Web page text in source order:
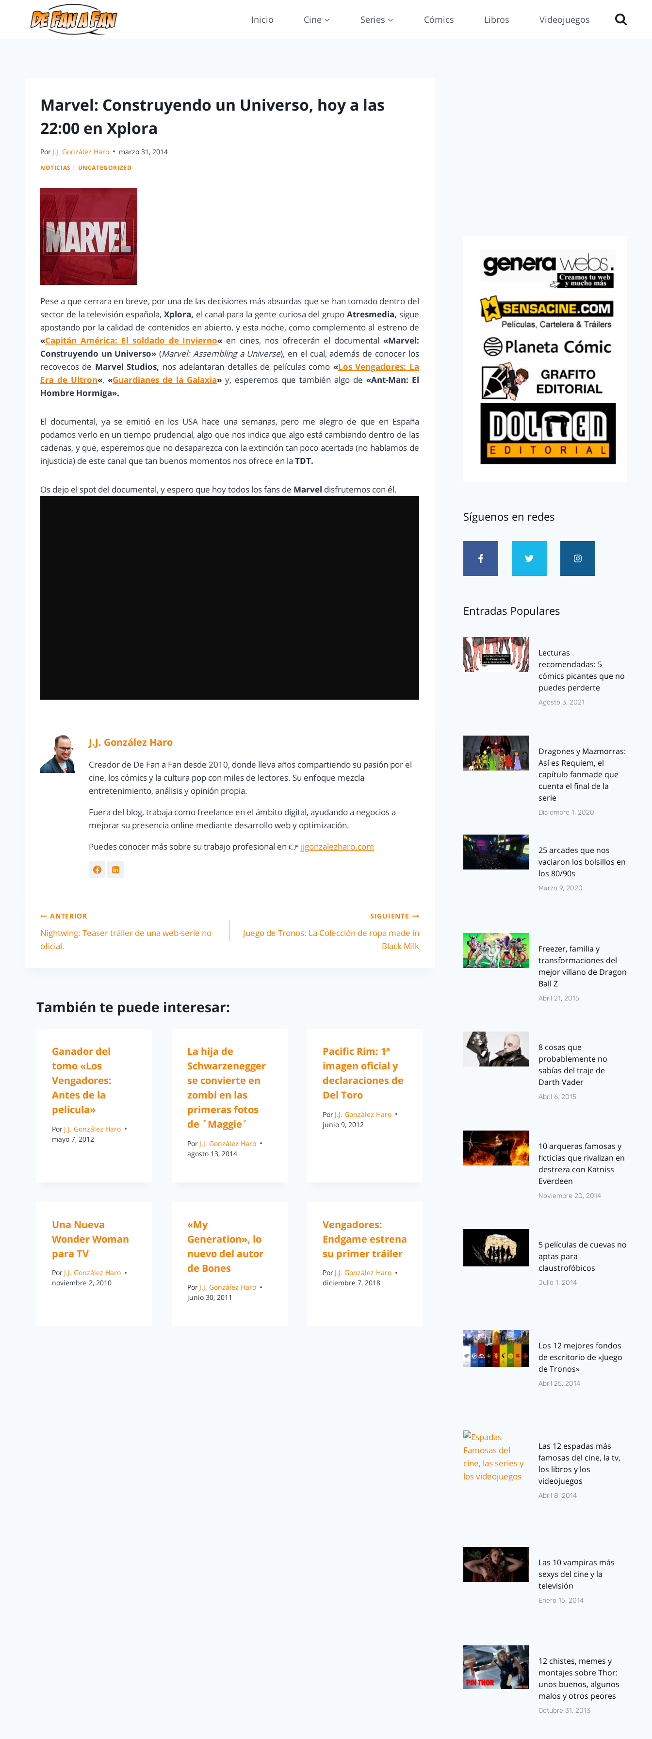
Inicio Cine Series Cómics Libros Videojuegos
Marvel: Construyendo un Universo, hoy a las
22:00 en Xplora
Por J.J. González Haro marzo 31, 2014
NOTICIAS | UNCATEGORIZED
Pese a que cerrara en breve, por una de las decisiones más absurdas que se han tomado dentro del
sector de la televisión española, Xplora, el canal para la gente curiosa del grupo Atresmedia, sigue
apostando por la calidad de contenidos en abierto, y esta noche, como complemento al estreno de
«Capitán América: El soldado de Invierno« en cines, nos ofrecerán el documental «Marvel:
Construyendo un Universo»(Marvel: Assembling a Universe), en el cual, además de conocer los
recovecos de Marvel Studios, nos adelantaran detalles de películas como «Los Vengadores: La
Era de Ultron«, «Guardianes de la Galaxia» y, esperemos que también algo de «Ant-Man: El
Hombre Hormiga».
El documental, ya se emitió en los USA hace una semanas, pero me alegro de que en España
podamos verlo en un tiempo prudencial, algo que nos indica que algo está cambiando dentro de las
cadenas, y que, esperemos que no desaparezca con la extinción tan poco acertada (no hablamos de
injusticia) de este canal que tan buenos momentos nos ofrece en la TDT.
Os dejo el spot del documental, y espero que hoy todos los fans de Marvel disfrutemos con él.
J.J. González Haro
Creador de De Fan a Fan desde 2010, donde lleva años compartiendo su pasión por el
cine, los cómics y la cultura pop con miles de lectores. Su enfoque mezcla
entretenimiento, análisis y opinión propia.
Fuera del blog, trabaja como freelance en el ámbito digital, ayudando a negocios a
mejorar su presencia online mediante desarrollo web y optimización.
Puedes conocer más sobre su trabajo profesional en 👉 jjgonzalezharo.com
ANTERIOR
Nightwing: Teaser tráiler de una web-serie no
oficial.
SIGUIENTE
Juego de Tronos: La Colección de ropa made in
Black Milk
También te puede interesar:
Ganador del
tomo «Los
Vengadores:
Antes de la
película»
Por J.J. González Haro
mayo 7, 2012
La hija de
Schwarzenegger
se convierte en
zombi en las
primeras fotos
de ´Maggie´
Por J.J. González Haro
agosto 13, 2014
Pacific Rim: 1ª
imagen oficial y
declaraciones de
Del Toro
Por J.J. González Haro
junio 9, 2012
Una Nueva
Wonder Woman
para TV
Por J.J. González Haro
noviembre 2, 2010
«My
Generation», lo
nuevo del autor
de Bones
Por J.J. González Haro
junio 30, 2011
Vengadores:
Endgame estrena
su primer tráiler
Por J.J. González Haro
diciembre 7, 2018
Síguenos en redes
Entradas Populares
Lecturas
recomendadas: 5
cómics picantes que no
puedes perderte
Agosto 3, 2021
Dragones y Mazmorras:
Así es Requiem, el
capítulo fanmade que
cuenta el final de la
serie
Diciembre 1, 2020
25 arcades que nos
vaciaron los bolsillos en
los 80/90s
Marzo 9, 2020
Freezer, familia y
transformaciones del
mejor villano de Dragon
Ball Z
Abril 21, 2015
8 cosas que
probablemente no
sabías del traje de
Darth Vader
Abril 6, 2015
10 arqueras famosas y
ficticias que rivalizan en
destreza con Katniss
Everdeen
Noviembre 20, 2014
5 películas de cuevas no
aptas para
claustrofóbicos
Julio 1, 2014
Los 12 mejores fondos
de escritorio de «Juego
de Tronos»
Abril 25, 2014
Las 12 espadas más
famosas del cine, la tv,
los libros y los
videojuegos
Abril 8, 2014
Las 10 vampiras más
sexys del cine y la
televisión
Enero 15, 2014
12 chistes, memes y
montajes sobre Thor:
unos buenos, algunos
malos y otros peores
Octubre 31, 2013